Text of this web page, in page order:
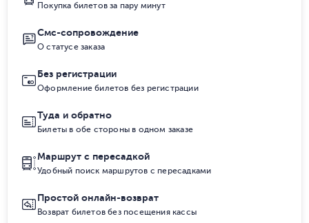
Покупка билетов за пару минут
Смс-сопровождение
О статусе заказа
Без регистрации
Оформление билетов без регистрации
Туда и обратно
Билеты в обе стороны в одном заказе
Маршрут с пересадкой
Удобный поиск маршрутов с пересадками
Простой онлайн-возврат
Возврат билетов без посещения кассы